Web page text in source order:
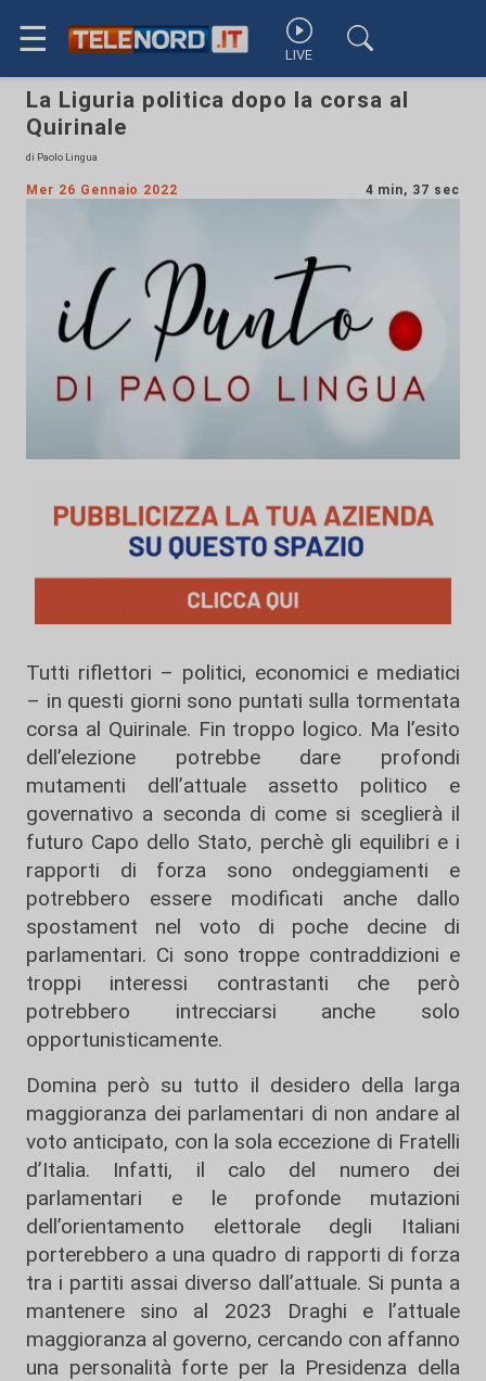
☰ LIVE
La Liguria politica dopo la corsa al
Quirinale
di Paolo Lingua
Mer 26 Gennaio 2022 4 min, 37 sec
Tutti riflettori – politici, economici e mediatici
– in questi giorni sono puntati sulla tormentata
corsa al Quirinale. Fin troppo logico. Ma l’esito
dell’elezione potrebbe dare profondi
mutamenti dell’attuale assetto politico e
governativo a seconda di come si sceglierà il
futuro Capo dello Stato, perchè gli equilibri e i
rapporti di forza sono ondeggiamenti e
potrebbero essere modificati anche dallo
spostament nel voto di poche decine di
parlamentari. Ci sono troppe contraddizioni e
troppi interessi contrastanti che però
potrebbero intrecciarsi anche solo
opportunisticamente.
Domina però su tutto il desidero della larga
maggioranza dei parlamentari di non andare al
voto anticipato, con la sola eccezione di Fratelli
d’Italia. Infatti, il calo del numero dei
parlamentari e le profonde mutazioni
dell’orientamento elettorale degli Italiani
porterebbero a una quadro di rapporti di forza
tra i partiti assai diverso dall’attuale. Si punta a
mantenere sino al 2023 Draghi e l’attuale
maggioranza al governo, cercando con affanno
una personalità forte per la Presidenza della